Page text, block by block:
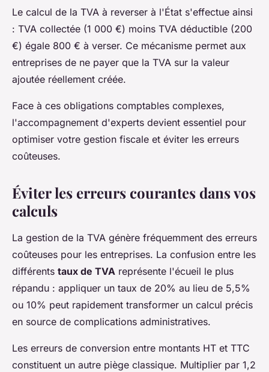
Le calcul de la TVA à reverser à l'État s'effectue ainsi
: TVA collectée (1 000 €) moins TVA déductible (200
€) égale 800 € à verser. Ce mécanisme permet aux
entreprises de ne payer que la TVA sur la valeur
ajoutée réellement créée.
Face à ces obligations comptables complexes,
l'accompagnement d'experts devient essentiel pour
optimiser votre gestion fiscale et éviter les erreurs
coûteuses.
Éviter les erreurs courantes dans vos
calculs
La gestion de la TVA génère fréquemment des erreurs
coûteuses pour les entreprises. La confusion entre les
différents taux de TVA représente l'écueil le plus
répandu : appliquer un taux de 20% au lieu de 5,5%
ou 10% peut rapidement transformer un calcul précis
en source de complications administratives.
Les erreurs de conversion entre montants HT et TTC
constituent un autre piège classique. Multiplier par 1,2